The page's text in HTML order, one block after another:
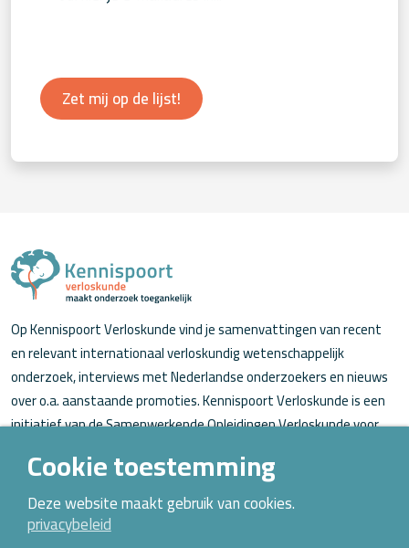
Zet mij op de lijst!
Op Kennispoort Verloskunde vind je samenvattingen van recent
en relevant internationaal verloskundig wetenschappelijk
onderzoek, interviews met Nederlandse onderzoekers en nieuws
over o.a. aanstaande promoties. Kennispoort Verloskunde is een
initiatief van de Samenwerkende Opleidingen Verloskunde voor
Over Kennispoort Verloskunde
Contact
Cookie toestemming
Deze website maakt gebruik van cookies.
privacybeleid